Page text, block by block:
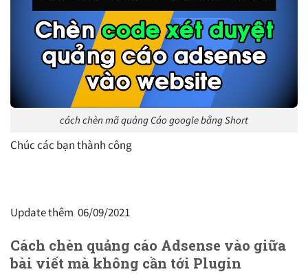
cách chèn mã quảng Cáo google bằng Short
Chúc các bạn thành công
Update thêm 06/09/2021
Cách chèn quảng cáo Adsense vào giữa
bài viết mà không cần tới Plugin